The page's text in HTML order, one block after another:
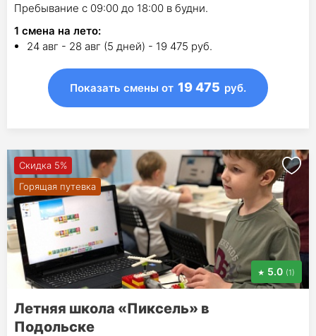
Пребывание с 09:00 до 18:00 в будни.
1 смена на лето:
24 авг - 28 авг (5 дней) - 19 475 руб.
Показать смены от 19 475 руб.
Скидка 5%
Горящая путевка
5.0 (1)
Летняя школа «Пиксель» в
Подольске